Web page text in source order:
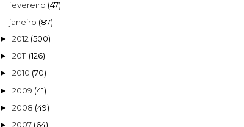
fevereiro (47)
janeiro (87)
► 2012 (500)
► 2011 (126)
► 2010 (70)
► 2009 (41)
► 2008 (49)
► 2007 (64)